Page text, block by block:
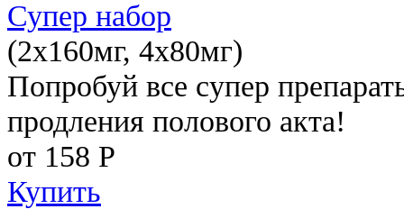
Супер набор
(2х160мг, 4х80мг)
Попробуй все супер
продления полового акта!
от 158 Р
Купить